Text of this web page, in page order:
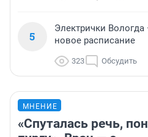
5
Электрички
новое расписание
323 Обсудить
МНЕНИЕ
«Спуталась речь,